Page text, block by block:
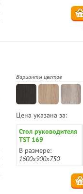
Варианты цветов
Цена указана за:
Стол руководителя
TST 169
В размере:
1600х900х750